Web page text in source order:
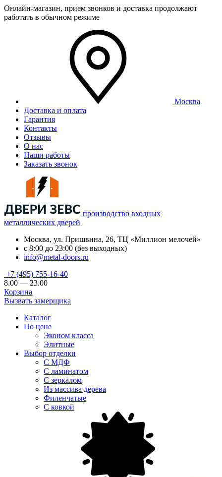
Онлайн-магазин, прием звонков и доставка продолжают
работать в обычном режиме
Москва
Доставка и оплата
Гарантия
Контакты
Отзывы
О нас
Наши работы
Заказать звонок
производство входных
металлических дверей
Москва, ул. Пришвина, 26, ТЦ «Миллион мелочей»
с 8:00 до 23:00 (без выходных)
info@metal-doors.ru
+7 (495) 755-16-40
8.00 — 23.00
Корзина
Вызвать замерщика
Каталог
По цене
Эконом класса
Элитные
Выбор отделки
С МДФ
С ламинатом
С зеркалом
Из массива дерева
Филенчатые
С ковкой